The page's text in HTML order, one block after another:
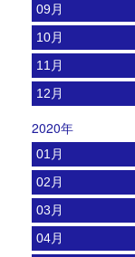
09月
10月
11月
12月
2020年
01月
02月
03月
04月